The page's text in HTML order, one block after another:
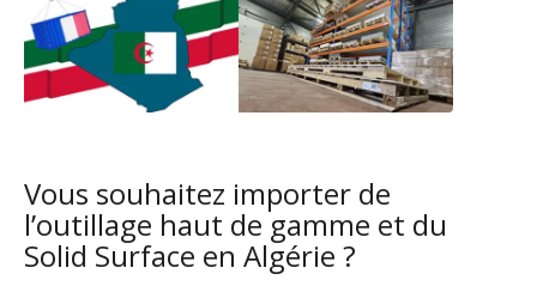
Vous souhaitez importer de
l’outillage haut de gamme et du
Solid Surface en Algérie ?